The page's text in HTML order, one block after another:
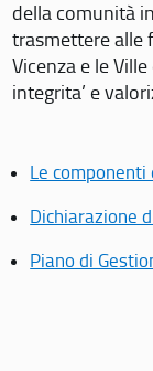
della comunità
trasmettere alle
Vicenza e le
integrita’ e
Le componenti
Dichiarazione
Piano di